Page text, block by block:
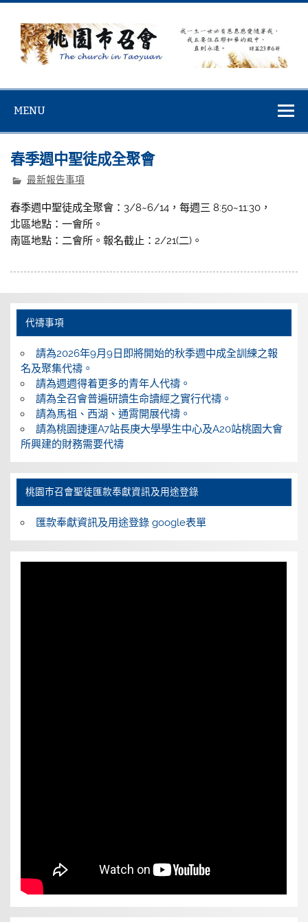
Skip
content
MENU
春季週中聖徒成全聚會
最新報告事項
春季週中聖徒成全聚會：3/8~6/14，每週三 8:50~11:30，
北區地點：一會所。
南區地點：二會所。報名截止：2/21(二)。
代禱事項
請為2026年9月9日即將開始的秋季週中成全訓練之報
名及聚集代禱。
請為週週得着更多的青年人代禱。
請為全召會普遍研讀生命讀經之實行代禱。
請為馬祖、西湖、通霄開展代禱。
請為桃園捷運A7站長庚大學學生中心及A20站桃園大會
所興建的財務需要代禱
桃園巿召會聖徒匯款奉獻資訊及用途登錄
匯款奉獻資訊及用途登錄 google表單